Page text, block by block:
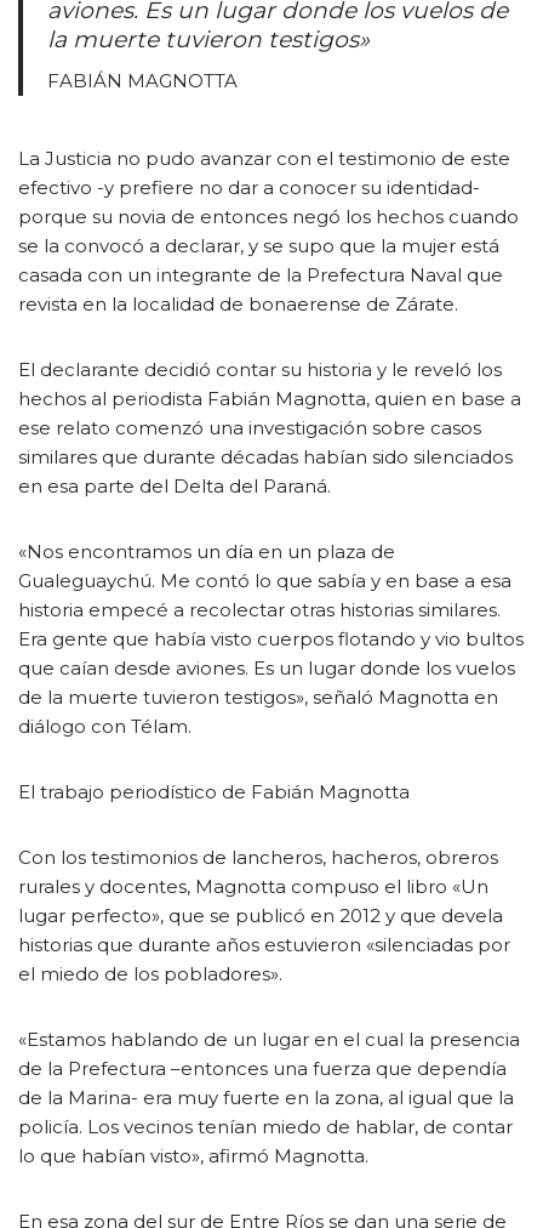
aviones. Es un lugar donde los vuelos de
la muerte tuvieron testigos»
FABIÁN MAGNOTTA
La Justicia no pudo avanzar con el testimonio de este
efectivo -y prefiere no dar a conocer su identidad-
porque su novia de entonces negó los hechos cuando
se la convocó a declarar, y se supo que la mujer está
casada con un integrante de la Prefectura Naval que
revista en la localidad de bonaerense de Zárate.
El declarante decidió contar su historia y le reveló los
hechos al periodista Fabián Magnotta, quien en base a
ese relato comenzó una investigación sobre casos
similares que durante décadas habían sido silenciados
en esa parte del Delta del Paraná.
«Nos encontramos un día en un plaza de
Gualeguaychú. Me contó lo que sabía y en base a esa
historia empecé a recolectar otras historias similares.
Era gente que había visto cuerpos flotando y vio bultos
que caían desde aviones. Es un lugar donde los vuelos
de la muerte tuvieron testigos», señaló Magnotta en
diálogo con Télam.
El trabajo periodístico de Fabián Magnotta
Con los testimonios de lancheros, hacheros, obreros
rurales y docentes, Magnotta compuso el libro «Un
lugar perfecto», que se publicó en 2012 y que devela
historias que durante años estuvieron «silenciadas por
el miedo de los pobladores».
«Estamos hablando de un lugar en el cual la presencia
de la Prefectura –entonces una fuerza que dependía
de la Marina- era muy fuerte en la zona, al igual que la
policía. Los vecinos tenían miedo de hablar, de contar
lo que habían visto», afirmó Magnotta.
En esa zona del sur de Entre Ríos se dan una serie de